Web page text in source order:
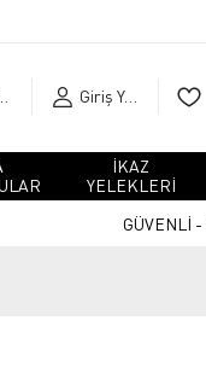
Giriş Yap
İKAZ
YELEKLERİ
GÜVENLİ -